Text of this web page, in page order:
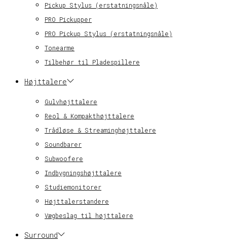
Pickup Stylus (erstatningsnåle)
PRO Pickupper
PRO Pickup Stylus (erstatningsnåle)
Tonearme
Tilbehør til Pladespillere
Højttalere
Gulvhøjttalere
Reol & Kompakthøjttalere
Trådløse & Streaminghøjttalere
Soundbarer
Subwoofere
Indbygningshøjttalere
Studiemonitorer
Højttalerstandere
Vægbeslag til højttalere
Surround